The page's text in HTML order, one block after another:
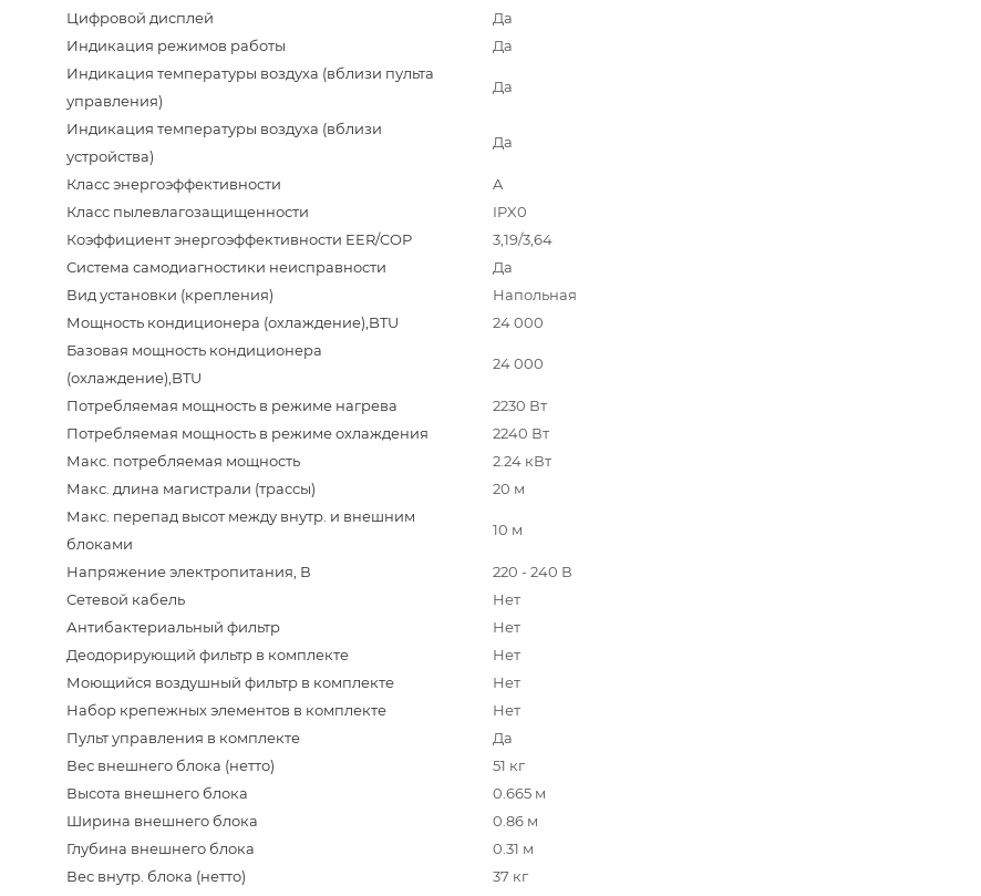
Цифровой дисплей
Да
Индикация режимов работы
Да
Индикация температуры воздуха (вблизи пульта
управления)
Да
Индикация температуры воздуха (вблизи
устройства)
Да
Класс энергоэффективности
A
Класс пылевлагозащищенности
IPX0
Коэффициент энергоэффективности EER/COP
3,19/3,64
Система самодиагностики неисправности
Да
Вид установки (крепления)
Напольная
Мощность кондиционера (охлаждение),BTU
24 000
Базовая мощность кондиционера
(охлаждение),BTU
24 000
Потребляемая мощность в режиме нагрева
2230 Вт
Потребляемая мощность в режиме охлаждения
2240 Вт
Макс. потребляемая мощность
2.24 кВт
Макс. длина магистрали (трассы)
20 м
Макс. перепад высот между внутр. и внешним
блоками
10 м
Напряжение электропитания, В
220 - 240 В
Сетевой кабель
Нет
Антибактериальный фильтр
Нет
Деодорирующий фильтр в комплекте
Нет
Моющийся воздушный фильтр в комплекте
Нет
Набор крепежных элементов в комплекте
Нет
Пульт управления в комплекте
Да
Вес внешнего блока (нетто)
51 кг
Высота внешнего блока
0.665 м
Ширина внешнего блока
0.86 м
Глубина внешнего блока
0.31 м
Вес внутр. блока (нетто)
37 кг